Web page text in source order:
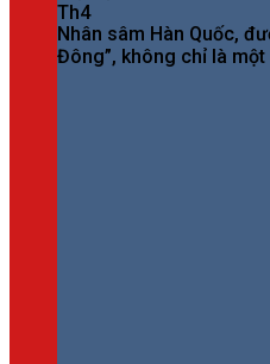
Nhân sâm Hàn Quốc,
Đông”, không chỉ là một
Th4